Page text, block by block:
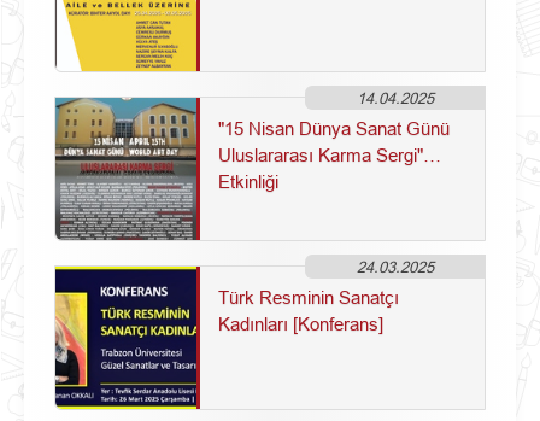
14.04.2025
"15 Nisan Dünya Sanat Günü
Uluslararası Karma Sergi"
Etkinliği
24.03.2025
Türk Resminin Sanatçı
Kadınları [Konferans]